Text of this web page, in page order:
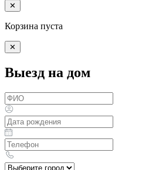
✕
Корзина пуста
✕
Выезд на дом